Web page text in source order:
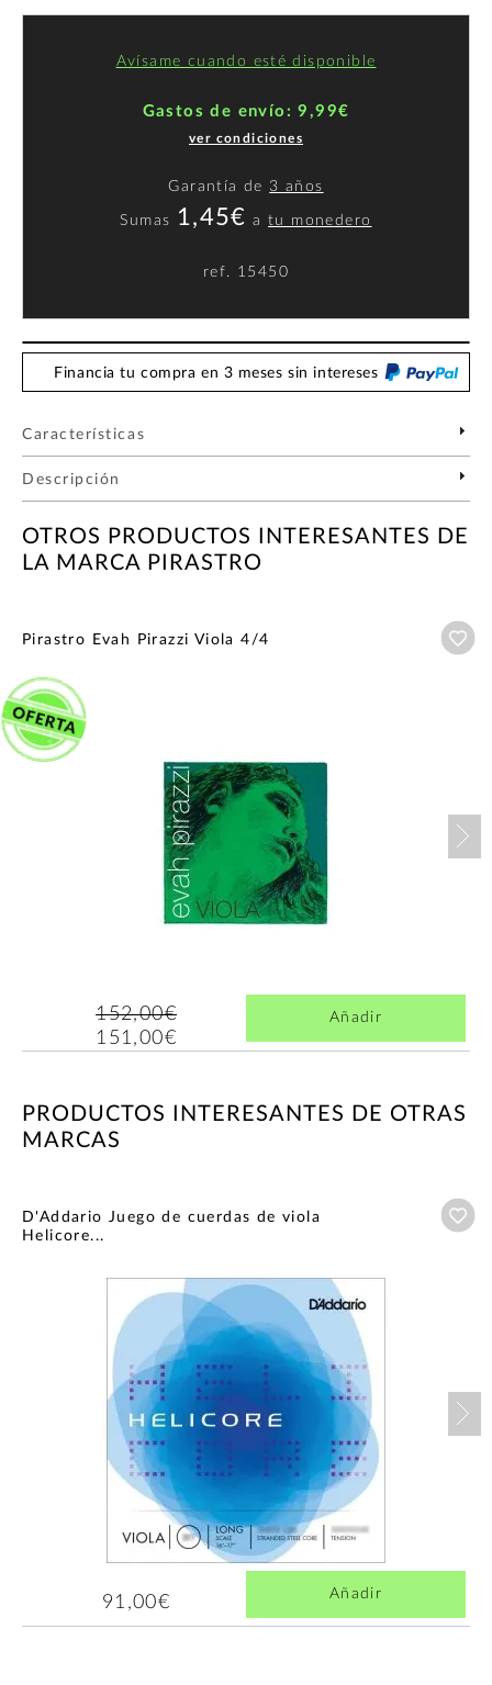
Avísame cuando esté disponible
Gastos de envío: 9,99€
ver condiciones
Garantía de 3 años
Sumas 1,45€ atu monedero
ref. 15450
Financia tu compra en 3 meses sin intereses
Características
Descripción
OTROS PRODUCTOS INTERESANTES DE
LA MARCA PIRASTRO
Pirastro Evah Pirazzi Viola 4/4
152,00€
151,00€
Añadir
PRODUCTOS INTERESANTES DE OTRAS
MARCAS
D'Addario Juego de cuerdas de viola
Helicore...
91,00€ Añadir